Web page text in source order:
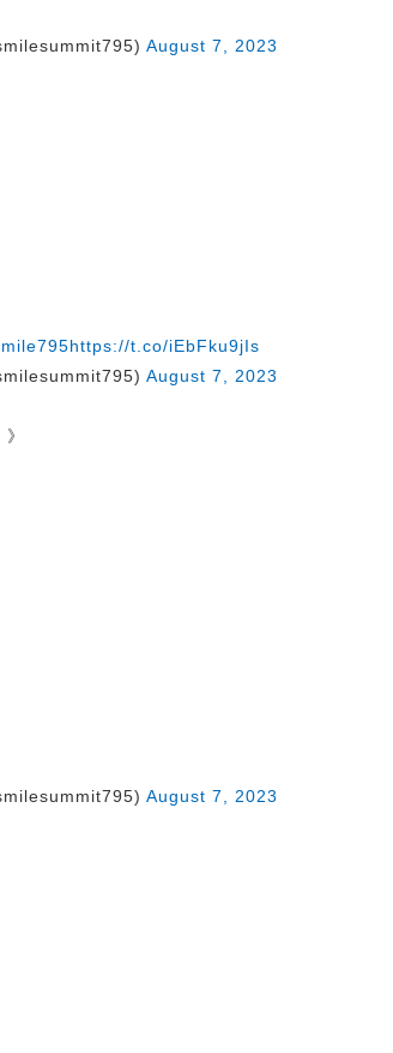
August 7, 2023
https://t.co/iEbFku9jIs
August 7, 2023
August 7, 2023